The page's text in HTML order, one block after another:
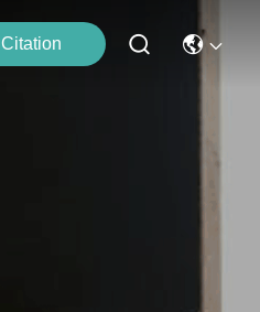
Citation